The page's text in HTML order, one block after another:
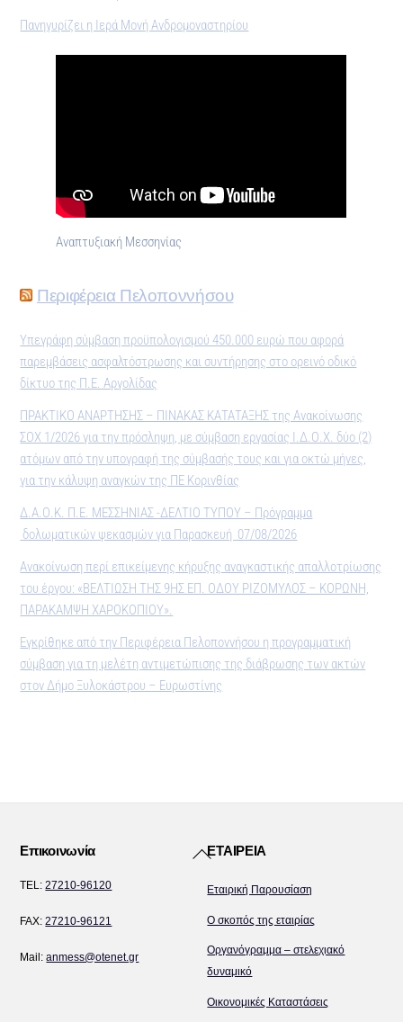
Πανηγυρίζει η Ιερά Μονή Ανδρομοναστηρίου
Αναπτυξιακή Μεσσηνίας
Περιφέρεια Πελοποννήσου
Υπεγράφη σύμβαση προϋπολογισμού 450.000 ευρώ που αφορά
παρεμβάσεις ασφαλτόστρωσης και συντήρησης στο ορεινό οδικό
δίκτυο της Π.Ε. Αργολίδας
ΠΡΑΚΤΙΚO ΑΝΑΡΤΗΣΗΣ – ΠΙΝΑΚΑΣ ΚΑΤΑΤΑΞΗΣ της Ανακοίνωσης
ΣΟΧ 1/2026 για την πρόσληψη, με σύμβαση εργασίας Ι.Δ.Ο.Χ. δύο (2)
ατόμων από την υπογραφή της σύμβασής τους και για οκτώ μήνες,
για την κάλυψη αναγκών της ΠΕ Κορινθίας
Δ.Α.Ο.Κ. Π.Ε. ΜΕΣΣΗΝΙΑΣ -ΔΕΛΤΙΟ ΤΥΠΟΥ – Πρόγραμμα
δολωματικών ψεκασμών για Παρασκευή 07/08/2026
Ανακοίνωση περί επικείμενης κήρυξης αναγκαστικής απαλλοτρίωσης
του έργου: «ΒΕΛΤΙΩΣΗ ΤΗΣ 9ΗΣ ΕΠ. ΟΔΟΥ ΡΙΖΟΜΥΛΟΣ – ΚΟΡΩΝΗ,
ΠΑΡΑΚΑΜΨΗ ΧΑΡΟΚΟΠΙΟΥ».
Εγκρίθηκε από την Περιφέρεια Πελοποννήσου η προγραμματική
σύμβαση για τη μελέτη αντιμετώπισης της διάβρωσης των ακτών
στον Δήμο Ξυλοκάστρου – Ευρωστίνης
Back
Top
Επικοινωνία
TEL:27210-96120
FAX:27210-96121
Mail:anmess@otenet.gr
ΕΤΑΙΡΕΙΑ
Εταιρική Παρουσίαση
Ο σκοπός της εταιρίας
Οργανόγραμμα – στελεχιακό
δυναμικό
Οικονομικές Καταστάσεις